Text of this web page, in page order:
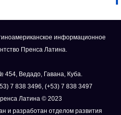
информационное
Пренса Латина.
454, Ведадо, Гавана, Куба.
7 838 3496, (+53) 7 838 3497
Латина © 2023
и разработан отделом развития